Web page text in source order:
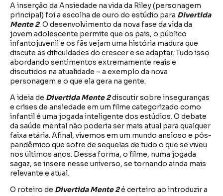
A inserção da Ansiedade na vida da Riley (personagem
principal) foi a escolha de ouro do estúdio para Divertida
Mente 2. O desenvolvimento da nova fase da vida da
jovem adolescente permite que os pais, o público
infantojuvenil e os fãs vejam uma história madura que
discute as dificuldades do crescer e se adaptar. Tudo isso
abordando sentimentos extremamente reais e
discutidos na atualidade – a exemplo da nova
personagem e o que ela gera na gente.
A ideia de Divertida Mente 2discutir sobre inseguranças
e crises de ansiedade em um filme categorizado como
infantil é uma jogada inteligente dos estúdios. O debate
da saúde mental não poderia ser mais atual para qualquer
faixa etária. Afinal, vivemos em um mundo ansioso e pós-
pandêmico que sofre de sequelas de tudo o que se viveu
nos últimos anos. Dessa forma, o filme, numa jogada
sagaz, se insere nesse universo, se tornando ainda mais
relevante e atual.
O roteiro de Divertida Mente 2é certeiro ao introduzir a